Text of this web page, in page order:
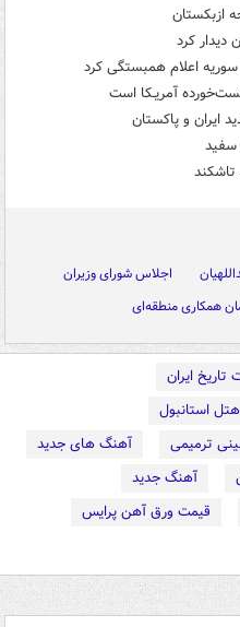
ازبکستان
دیدار کرد
سوریه اعلام همبستگی کرد
آمریـکا است
ایران و پاکستان
سفید
تاشکند
اجلاس شورای وزیران
همکاری منطقه‌ای
تاریخ ایران
استانبول
ترمیمی
آهنگ های جدید
آهنگ جدید
قیمت ورق آهن پرایس